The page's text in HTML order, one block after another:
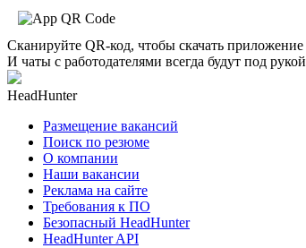
Сканируйте QR-код, чтобы скачать приложение
И чаты с работодателями всегда будут под рукой
HeadHunter
Размещение вакансий
Поиск по резюме
О компании
Наши вакансии
Реклама на сайте
Требования к ПО
Безопасный HeadHunter
HeadHunter API